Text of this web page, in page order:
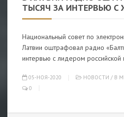
ТЫСЯЧ ЗА ИНТЕРВЬЮ
Национальный совет по
Латвии оштрафовал радио
интервью с лидером
05-НОЯ-2020 НОВОСТИ / В
0